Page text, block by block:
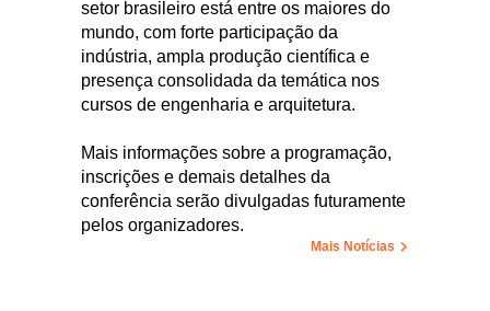
setor brasileiro está entre os maiores do
mundo, com forte participação da
indústria, ampla produção científica e
presença consolidada da temática nos
cursos de engenharia e arquitetura.
Mais informações sobre a programação,
inscrições e demais detalhes da
conferência serão divulgadas futuramente
pelos organizadores.
Mais Notícias